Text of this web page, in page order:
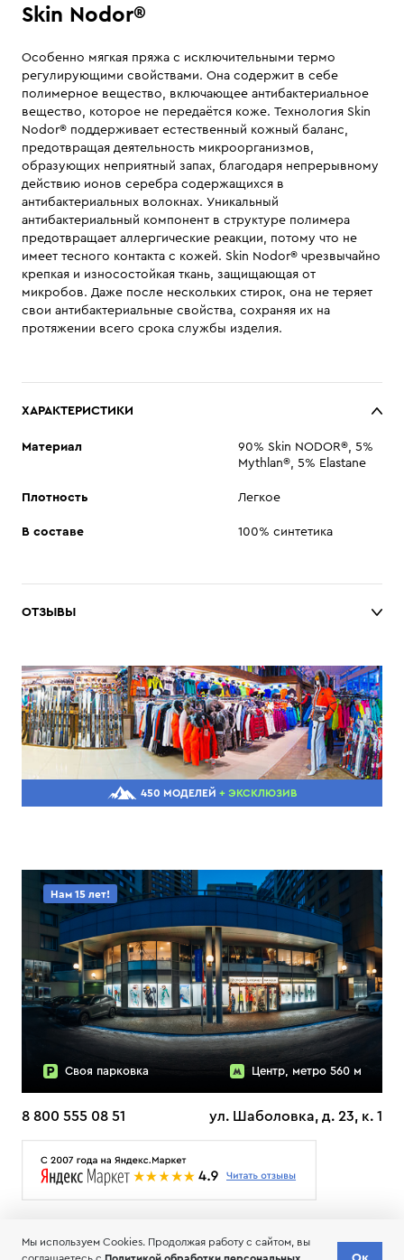
Skin Nodor®
Особенно мягкая пряжа с исключительными термо
регулирующими свойствами. Она содержит в себе
полимерное вещество, включающее антибактериальное
вещество, которое не передаётся коже. Технология Skin
Nodor® поддерживает естественный кожный баланс,
предотвращая деятельность микроорганизмов,
образующих неприятный запах, благодаря непрерывному
действию ионов серебра содержащихся в
антибактериальных волокнах. Уникальный
антибактериальный компонент в структуре полимера
предотвращает аллергические реакции, потому что не
имеет тесного контакта с кожей. Skin Nodor® чрезвычайно
крепкая и износостойкая ткань, защищающая от
микробов. Даже после нескольких стирок, она не теряет
свои антибактериальные свойства, сохраняя их на
протяжении всего срока службы изделия.
ХАРАКТЕРИСТИКИ
Материал
90% Skin NODOR®, 5%
Mythlan®, 5% Elastane
Плотность Легкое
В составе 100% синтетика
ОТЗЫВЫ
450 МОДЕЛЕЙ + ЭКСКЛЮЗИВ
Нам 15 лет!
Своя парковка Центр, метро 560 м
8 800 555 08 51 ул. Шаболовка, д. 23, к. 1
© 2006-2026 Пределанет
Мы используем Cookies. Продолжая работу с сайтом, вы